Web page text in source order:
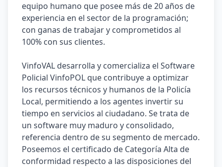
equipo humano que posee más de 20 años de
experiencia en el sector de la programación;
con ganas de trabajar y comprometidos al
100% con sus clientes.
VinfoVAL desarrolla y comercializa el Software
Policial VinfoPOL que contribuye a optimizar
los recursos técnicos y humanos de la Policía
Local, permitiendo a los agentes invertir su
tiempo en servicios al ciudadano. Se trata de
un software muy maduro y consolidado,
referencia dentro de su segmento de mercado.
Poseemos el certificado de Categoría Alta de
conformidad respecto a las disposiciones del